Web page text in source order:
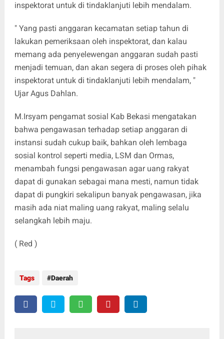
inspektorat untuk di tindaklanjuti lebih mendalam.
" Yang pasti anggaran kecamatan setiap tahun di
lakukan pemeriksaan oleh inspektorat, dan kalau
memang ada penyelewengan anggaran sudah pasti
menjadi temuan, dan akan segera di proses oleh pihak
inspektorat untuk di tindaklanjuti lebih mendalam, "
Ujar Agus Dahlan.
M.Irsyam pengamat sosial Kab Bekasi mengatakan
bahwa pengawasan terhadap setiap anggaran di
instansi sudah cukup baik, bahkan oleh lembaga
sosial kontrol seperti media, LSM dan Ormas,
menambah fungsi pengawasan agar uang rakyat
dapat di gunakan sebagai mana mesti, namun tidak
dapat di pungkiri sekalipun banyak pengawasan, jika
masih ada niat maling uang rakyat, maling selalu
selangkah lebih maju.
( Red )
Tags Daerah